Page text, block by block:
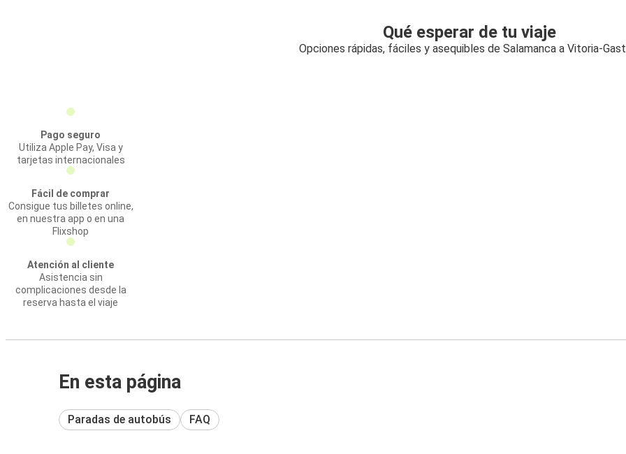
Qué esperar de tu viaje
Opciones rápidas, fáciles y asequibles de Salamanca a Vitoria-
Pago seguro
Utiliza Apple Pay, Visa y
tarjetas internacionales
Fácil de comprar
Consigue tus billetes online,
en nuestra app o en una
Flixshop
Atención al cliente
Asistencia sin
complicaciones desde la
reserva hasta el viaje
En esta página
Paradas de autobús FAQ